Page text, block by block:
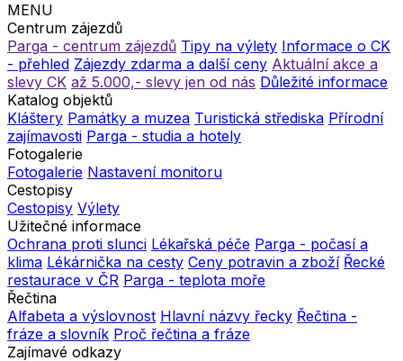
MENU
Centrum zájezdů
Parga - centrum zájezdů Tipy na výlety Informace o CK
- přehled Zájezdy zdarma a další ceny Aktuální akce a
slevy CK až 5.000,- slevy jen od nás Důležité informace
Katalog objektů
Kláštery Památky a muzea Turistická střediska Přírodní
zajímavosti Parga - studia a hotely
Fotogalerie
Fotogalerie Nastavení monitoru
Cestopisy
Cestopisy Výlety
Užitečné informace
Ochrana proti slunci Lékařská péče Parga - počasí a
klima Lékárnička na cesty Ceny potravin a zboží Řecké
restaurace v ČR Parga - teplota moře
Řečtina
Alfabeta a výslovnost Hlavní názvy řecky Řečtina -
fráze a slovník Proč řečtina a fráze
Zajímavé odkazy